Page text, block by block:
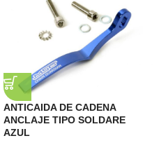
ANTICAIDA DE CADENA
ANCLAJE TIPO SOLDARE
AZUL